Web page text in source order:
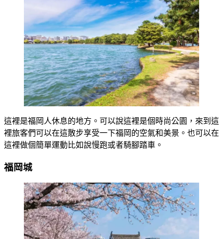
這裡是福岡人休息的地方。可以說這裡是個時尚公園，來到這
裡旅客們可以在這散步享受一下福岡的空氣和美景。也可以在
這裡做個簡單運動比如說慢跑或者騎腳踏車。
福岡城